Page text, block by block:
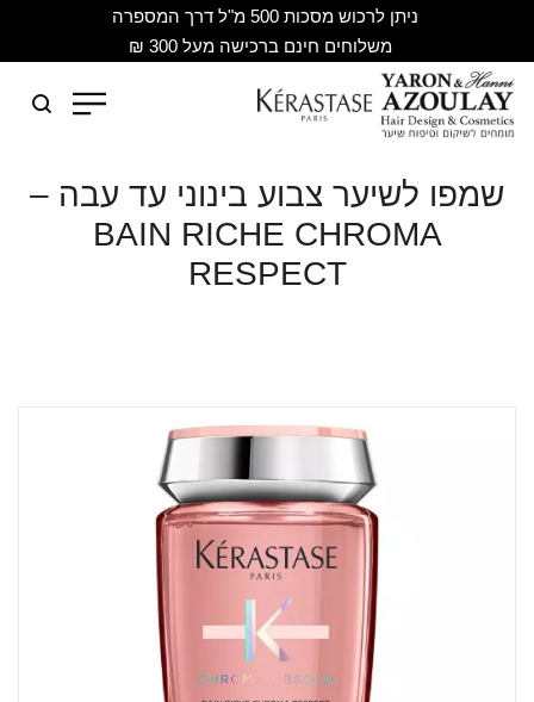
ניתן לרכוש מסכות 500 מ"ל דרך המספרה
משלוחים חינם ברכישה מעל 300 ₪
שמפו לשיער צבוע בינוני עד עבה –
BAIN RICHE CHROMA
RESPECT